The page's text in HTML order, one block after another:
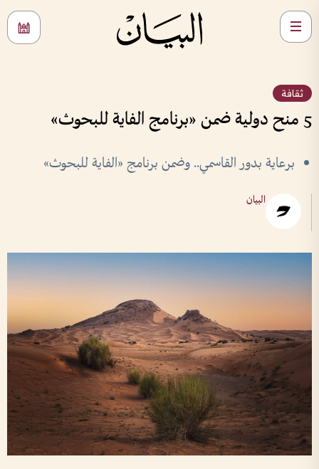
ثقافة
5 منح دولية ضمن «برنامج الفاية للبحوث»
برعاية بدور القاسمي.. وضمن برنامج «الفاية للبحوث»
البيان